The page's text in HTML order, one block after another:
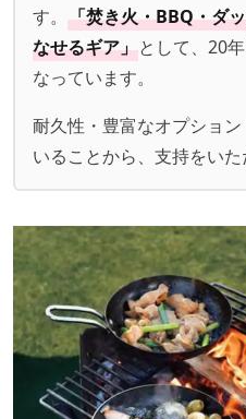
す。 「焚き火・BBQ・ダ
なせるギア」として、20
なっています。
耐久性・豊富なオプショ
いることから、支持をいた